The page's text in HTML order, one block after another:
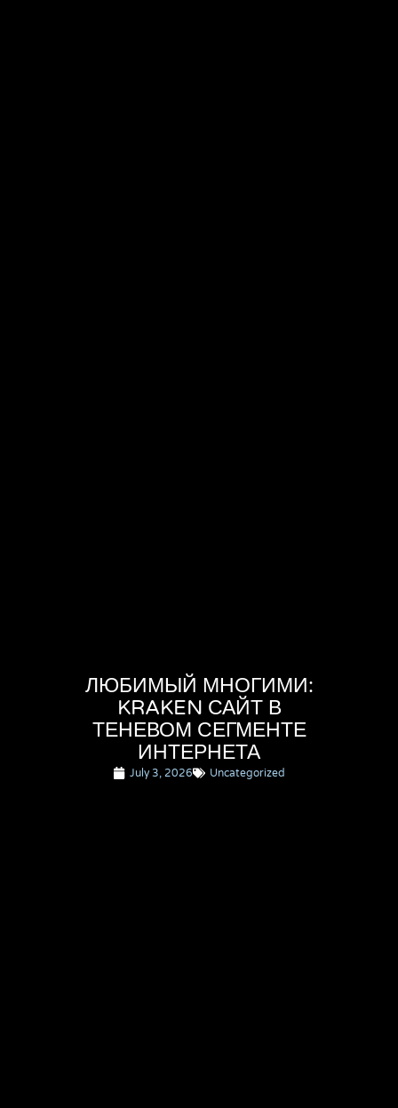
ЛЮБИМЫЙ МНОГИМИ:
KRAKEN САЙТ В
ТЕНЕВОМ СЕГМЕНТЕ
ИНТЕРНЕТА
July 3, 2026 Uncategorized